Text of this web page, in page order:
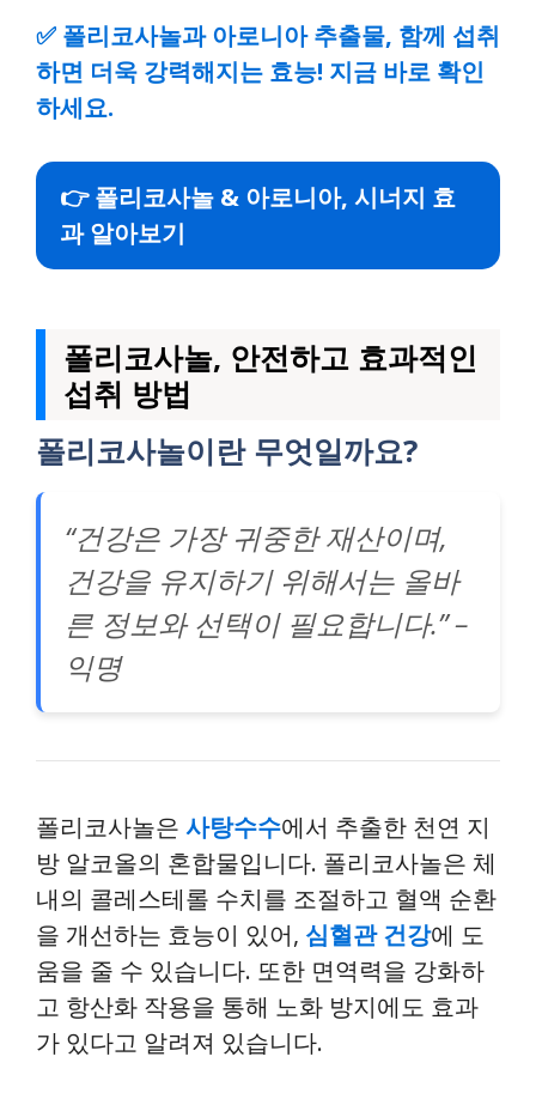
✅ 폴리코사놀과 아로니아 추출물, 함께 섭취
하면 더욱 강력해지는 효능! 지금 바로 확인
하세요.
👉 폴리코사놀 & 아로니아, 시너지 효
과 알아보기
폴리코사놀, 안전하고 효과적인
섭취 방법
폴리코사놀이란 무엇일까요?
“건강은 가장 귀중한 재산이며,
건강을 유지하기 위해서는 올바
른 정보와 선택이 필요합니다.” –
익명
폴리코사놀은 사탕수수에서 추출한 천연 지
방 알코올의 혼합물입니다. 폴리코사놀은 체
내의 콜레스테롤 수치를 조절하고 혈액 순환
을 개선하는 효능이 있어, 심혈관 건강에 도
움을 줄 수 있습니다. 또한 면역력을 강화하
고 항산화 작용을 통해 노화 방지에도 효과
가 있다고 알려져 있습니다.